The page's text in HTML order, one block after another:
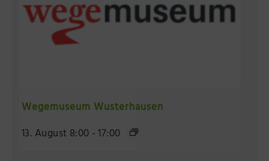
Wegemuseum Wusterhausen
13. August 8:00-17:00